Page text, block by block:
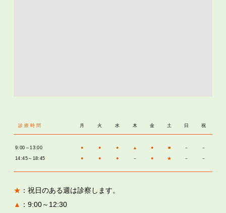
診療時間 月 火 水 木 金 土 日 祝
9:00～13:00 ● ● ● ▲ ● ■ － －
14:45～18:45 ● ● ● － ● ★ － －
★ ：祝日のある週は診察します。
▲ ：9:00～12:30